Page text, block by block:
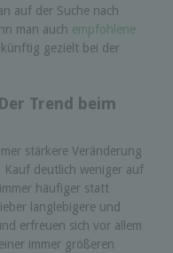
auf der Suche nach
man auch empfohlene
gezielt bei der
Trend beim
stärkere Veränderung
Kauf deutlich weniger auf
häufiger statt
langlebigere und
erfreuen sich vor allem
immer größeren